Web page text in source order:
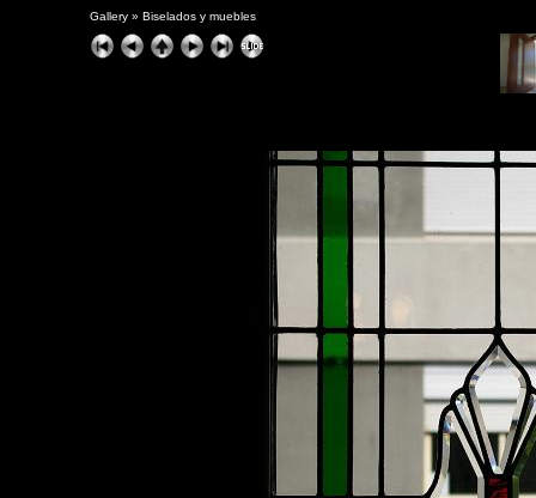
Gallery » Biselados y muebles